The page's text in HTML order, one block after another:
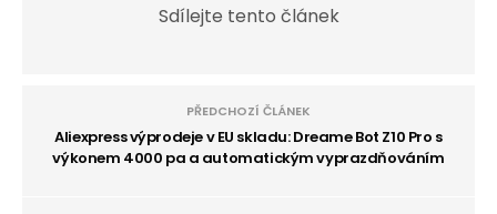
Sdílejte tento článek
PŘEDCHOZÍ ČLÁNEK
Aliexpress výprodeje v EU skladu: Dreame Bot Z10 Pro s
výkonem 4000 pa a automatickým vyprazdňováním